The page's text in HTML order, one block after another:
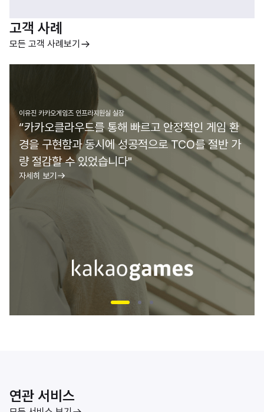
고객 사례
모든 고객 사례보기
이유진 카카오게임즈 인프라지원실 실장
“카카오클라우드를 통해 빠르고 안정적인 게임 환
경을 구현함과 동시에 성공적으로 TCO를 절반 가
량 절감할 수 있었습니다"
자세히 보기
연관 서비스